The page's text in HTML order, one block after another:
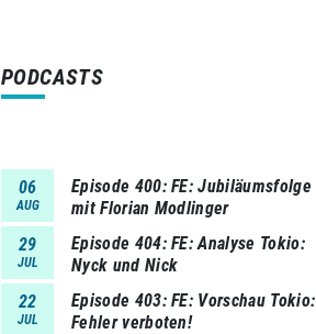
PODCASTS
06
AUG
Episode 400 FE: Jubiläumsfolge
mit Florian Modlinger
29
JUL
Episode 404 FE: Analyse Tokio:
Nyck und Nick
22
JUL
Episode 403 FE: Vorschau Tokio:
Fehler verboten!